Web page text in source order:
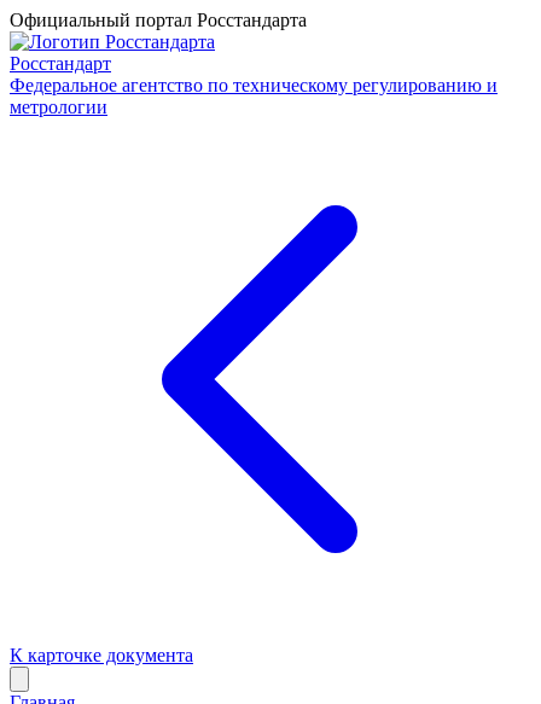
Официальный портал Росстандарта
Росстандарт
Федеральное агентство по техническому регулированию и
метрологии
К карточке документа